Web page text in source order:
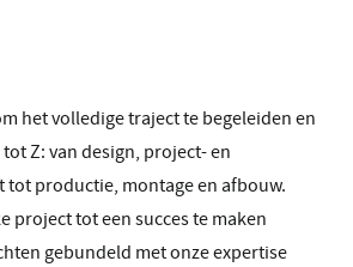
het volledige traject te begeleiden en
Z: van design, project- en
tot productie, montage en afbouw.
project tot een succes te maken
gebundeld met onze expertise